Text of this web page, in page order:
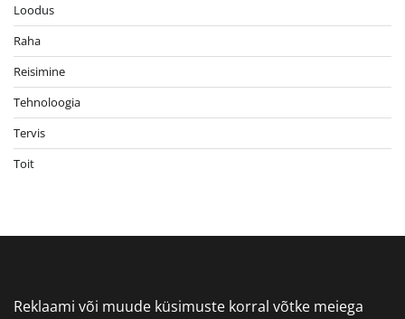
Loodus
Raha
Reisimine
Tehnoloogia
Tervis
Toit
Reklaami või muude küsimuste korral võtke meiega